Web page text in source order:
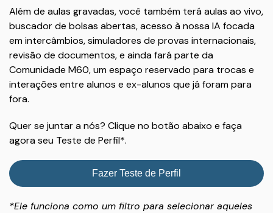
Além de aulas gravadas, você também terá aulas ao vivo,
buscador de bolsas abertas, acesso à nossa IA focada
em intercâmbios, simuladores de provas internacionais,
revisão de documentos, e ainda fará parte da
Comunidade M60, um espaço reservado para trocas e
interações entre alunos e ex-alunos que já foram para
fora.
Quer se juntar a nós? Clique no botão abaixo e faça
agora seu Teste de Perfil*.
Fazer Teste de Perfil
*Ele funciona como um filtro para selecionar aqueles